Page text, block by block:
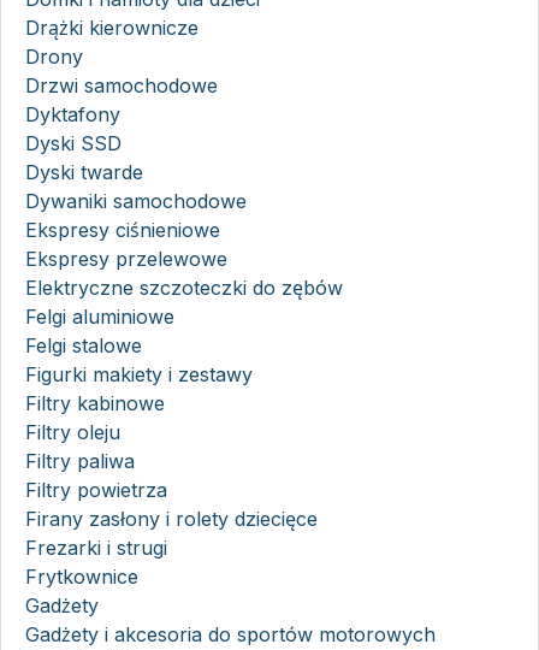
Drążki kierownicze
Drony
Drzwi samochodowe
Dyktafony
Dyski SSD
Dyski twarde
Dywaniki samochodowe
Ekspresy ciśnieniowe
Ekspresy przelewowe
Elektryczne szczoteczki do zębów
Felgi aluminiowe
Felgi stalowe
Figurki makiety i zestawy
Filtry kabinowe
Filtry oleju
Filtry paliwa
Filtry powietrza
Firany zasłony i rolety dziecięce
Frezarki i strugi
Frytkownice
Gadżety
Gadżety i akcesoria do sportów motorowych